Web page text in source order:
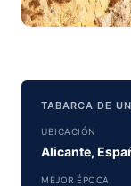
TABARCA DE
UBICACIÓN
Alicante,
MEJOR ÉPOCA